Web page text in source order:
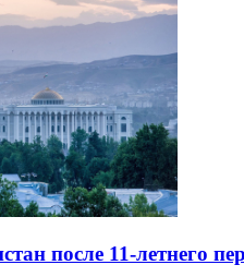
после 11-летнего